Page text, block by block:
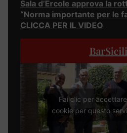
Sala d’Ercole approva la
“Norma importante per le
CLICCA PER IL VIDEO
Fai clic per
cookie per questo